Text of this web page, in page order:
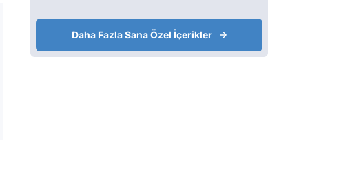
Daha Fazla Sana Özel İçerikler